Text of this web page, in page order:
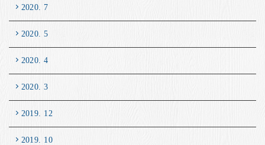
2020. 7
2020. 5
2020. 4
2020. 3
2019. 12
2019. 10